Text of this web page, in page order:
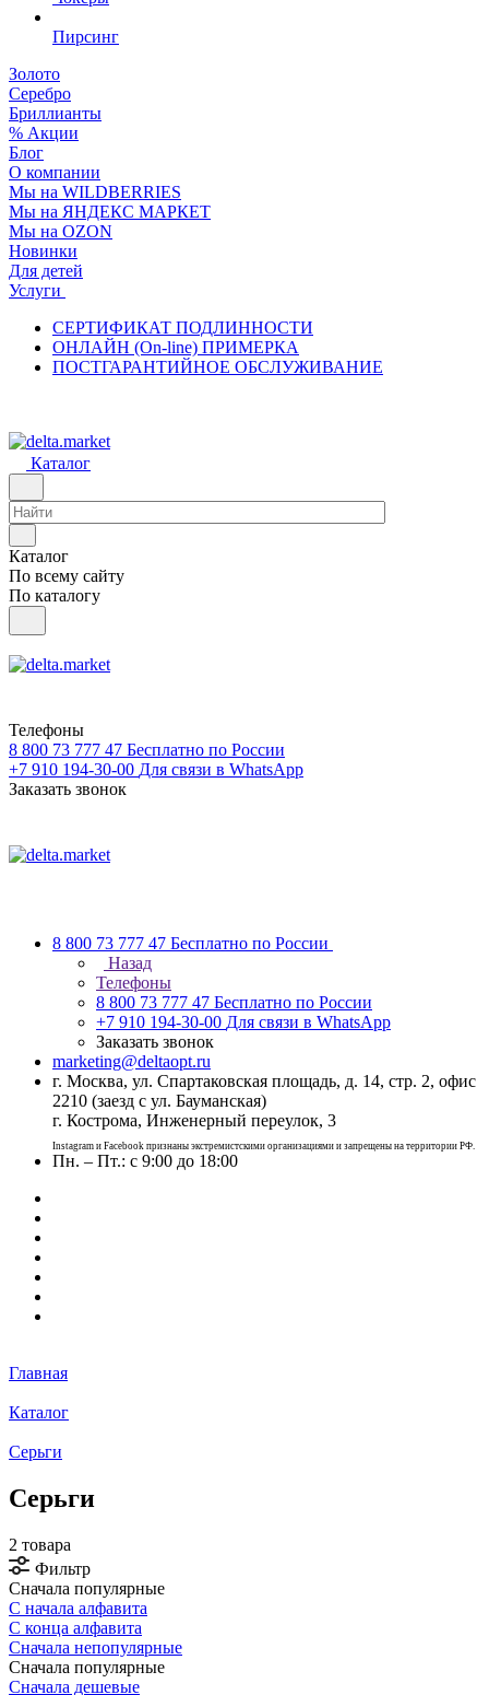
Пирсинг
Золото
Серебро
Бриллианты
% Акции
Блог
О компании
Мы на WILDBERRIES
Мы на ЯНДЕКС МАРКЕТ
Мы на OZON
Новинки
Для детей
Услуги
СЕРТИФИКАТ ПОДЛИННОСТИ
ОНЛАЙН (On-line) ПРИМЕРКА
ПОСТГАРАНТИЙНОЕ ОБСЛУЖИВАНИЕ
Каталог
Каталог
По всему сайту
По каталогу
Телефоны
8 800 73 777 47 Бесплатно по России
+7 910 194-30-00 Для связи в WhatsApp
Заказать звонок
8 800 73 777 47 Бесплатно по России
Назад
Телефоны
8 800 73 777 47 Бесплатно по России
+7 910 194-30-00 Для связи в WhatsApp
Заказать звонок
marketing@deltaopt.ru
г. Москва, ул. Спартаковская площадь, д. 14, стр. 2, офис
2210 (заезд с ул. Бауманская)
г. Кострома, Инженерный переулок, 3
Instagram и Facebook признаны экстремистскими организациями и запрещены на территории РФ.
Пн. – Пт.: с 9:00 до 18:00
Главная
Каталог
Серьги
Серьги
2 товара
Фильтр
Сначала популярные
С начала алфавита
С конца алфавита
Сначала непопулярные
Сначала популярные
Сначала дешевые